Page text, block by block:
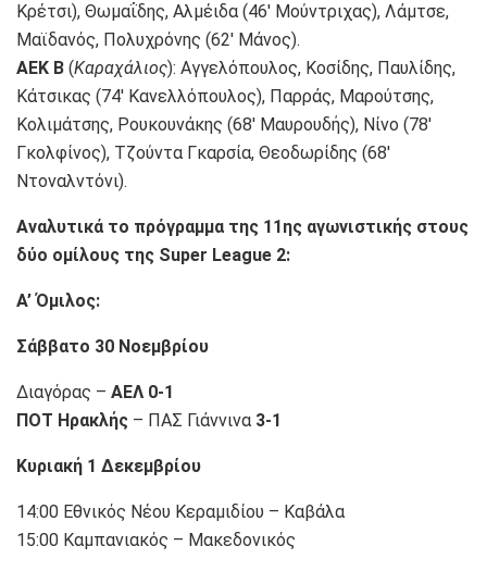
Κρέτσι), Θωμαΐδης, Αλμέιδα (46′ Μούντριχας), Λάμτσε,
Μαϊδανός, Πολυχρόνης (62′ Μάνος).
ΑΕΚ Β (Καραχάλιος): Αγγελόπουλος, Κοσίδης, Παυλίδης,
Κάτσικας (74′ Κανελλόπουλος), Παρράς, Μαρούτσης,
Κολιμάτσης, Ρουκουνάκης (68′ Μαυρουδής), Νίνο (78′
Γκολφίνος), Τζούντα Γκαρσία, Θεοδωρίδης (68′
Ντοναλντόνι).
Αναλυτικά το πρόγραμμα της 11ης αγωνιστικής στους
δύο ομίλους της Super League 2:
Α’ Όμιλος:
Σάββατο 30 Νοεμβρίου
Διαγόρας – ΑΕΛ 0-1
ΠΟΤ Ηρακλής – ΠΑΣ Γιάννινα 3-1
Κυριακή 1 Δεκεμβρίου
14:00 Εθνικός Νέου Κεραμιδίου – Καβάλα
15:00 Καμπανιακός – Μακεδονικός